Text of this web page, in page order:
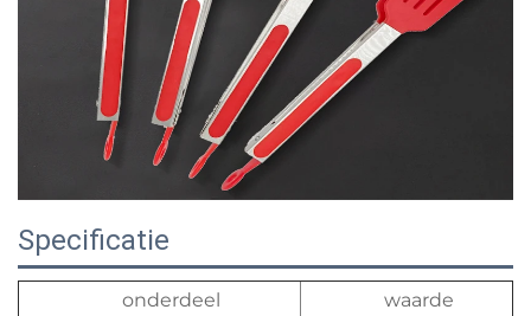
Specificatie
onderdeel waarde